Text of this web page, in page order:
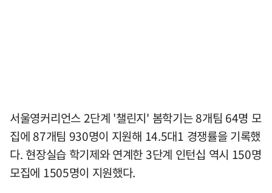
서울영커리언스 2단계 '챌린지' 봄학기는 8개팀 64명 모
집에 87개팀 930명이 지원해 14.5대1 경쟁률을 기록했
다. 현장실습 학기제와 연계한 3단계 인턴십 역시 150명
모집에 1505명이 지원했다.